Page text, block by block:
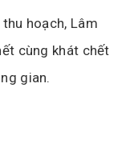
hoạch, Lâm
cùng khát chết
gian.